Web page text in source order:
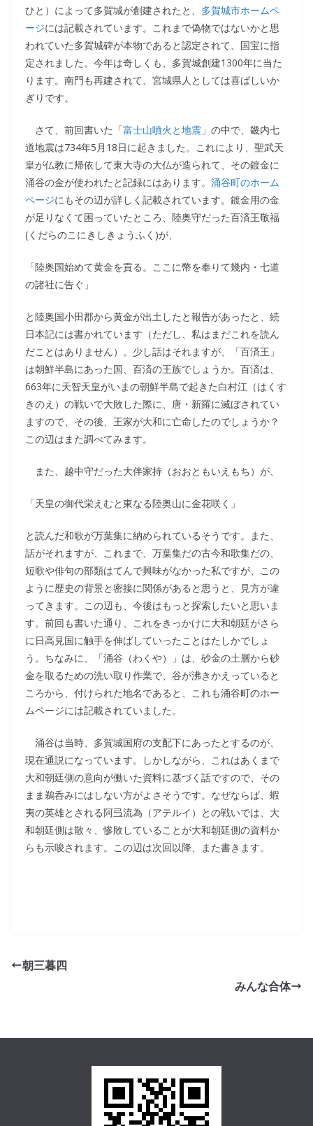
ひと）によって多賀城が創建されたと、 多賀城市ホームペ
ージには記載されています。これまで偽物ではないかと思
われていた多賀城碑が本物であると認定されて、国宝に指
定されました。今年は奇しくも、多賀城創建1300年に当た
ります。南門も再建されて、宮城県人としては喜ばしいか
ぎりです。
さて、前回書いた「富士山噴火と地震 」の中で、畿内七
道地震は734年5月18日に起きました。これにより、聖武天
皇が仏教に帰依して東大寺の大仏が造られて、その鍍金に
涌谷の金が使われたと記録にはあります。 涌谷町のホーム
ページにもその辺が詳しく記載されています。鍍金用の金
が足りなくて困っていたところ、陸奥守だった百済王敬福
(くだらのこにきしきょうふく)が、
「陸奥国始めて黄金を貢る。ここに幣を奉りて幾内・七道
の諸社に告ぐ」
と陸奥国小田郡から黄金が出土したと報告があったと、続
日本記には書かれています（ただし、私はまだこれを読ん
だことはありません）。少し話はそれますが、「百済王」
は朝鮮半島にあった国、百済の王族でしょうか。百済は、
663年に天智天皇がいまの朝鮮半島で起きた白村江（はくす
きのえ）の戦いで大敗した際に、唐・新羅に滅ぼされてい
ますので、その後、王家が大和に亡命したのでしょうか？
この辺はまた調べてみます。
また、越中守だった大伴家持（おおともいえもち）が、
「天皇の御代栄えむと東なる陸奥山に金花咲く」
と読んだ和歌が万葉集に納められているそうです。また、
話がそれますが、これまで、万葉集だの古今和歌集だの、
短歌や俳句の部類はてんで興味がなかった私ですが、この
ように歴史の背景と密接に関係があると思うと、見方が違
ってきます。この辺も、今後はもっと探索したいと思いま
す。前回も書いた通り、これをきっかけに大和朝廷がさら
に日高見国に触手を伸ばしていったことはたしかでしょ
う。ちなみに、「涌谷（わくや）」は、砂金の土層から砂
金を取るための洗い取り作業で、谷が沸きかえっていると
ころから、付けられた地名であると、これも涌谷町のホー
ムページには記載されていました。
涌谷は当時、多賀城国府の支配下にあったとするのが、
現在通説になっています。しかしながら、これはあくまで
大和朝廷側の意向が働いた資料に基づく話ですので、その
まま鵜呑みにはしない方がよさそうです。なぜならば、蝦
夷の英雄とされる阿弖流為（アテルイ）との戦いでは、大
和朝廷側は散々、惨敗していることが大和朝廷側の資料か
らも示唆されます。この辺は次回以降、また書きます。
朝三暮四
みんな合体